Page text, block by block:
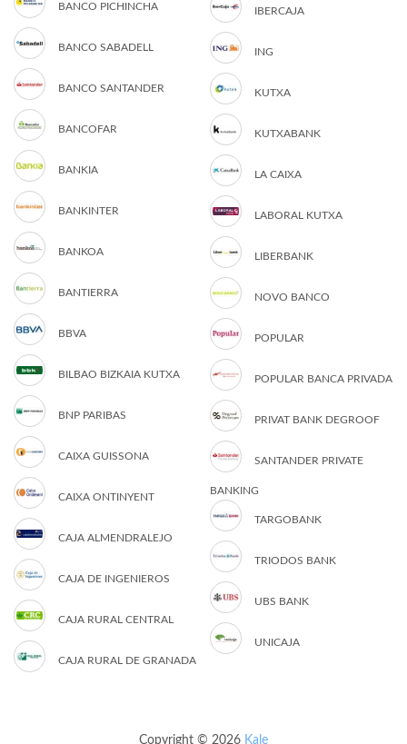
BANCO PICHINCHA
BANCO SABADELL
BANCO SANTANDER
BANCOFAR
BANKIA
BANKINTER
BANKOA
BANTIERRA
BBVA
BILBAO BIZKAIA KUTXA
BNP PARIBAS
CAIXA GUISSONA
CAIXA ONTINYENT
CAJA ALMENDRALEJO
CAJA DE INGENIEROS
CAJA RURAL CENTRAL
CAJA RURAL DE GRANADA
IBERCAJA
ING
KUTXA
KUTXABANK
LA CAIXA
LABORAL KUTXA
LIBERBANK
NOVO BANCO
POPULAR
POPULAR BANCA PRIVADA
PRIVAT BANK DEGROOF
SANTANDER PRIVATE
BANKING
TARGOBANK
TRIODOS BANK
UBS BANK
UNICAJA
Copyright © 2026 Kale